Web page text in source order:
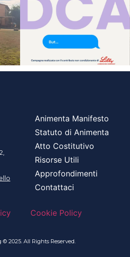
Animenta Manifesto
Statuto di Animenta
Atto Costitutivo
Risorse Utili
Approfondimenti
Contattaci
Cookie Policy
2025. All Rights Reserved.